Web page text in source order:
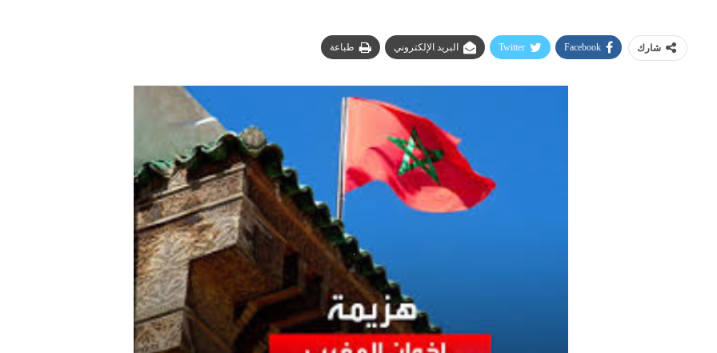
شارك Facebook
Twitter البريد الإلكتروني طباعة
نحو استراتيجيّة للمعارضة السوريّة بشأن التحديات الصّهيونيّة
نوفمبر 27, 2024
قمة الرياض: أقوال تنتظر أفعالاً
نوفمبر 27, 2024
تعيينات ترامب: أنت لا تجني من الشوك العنب!